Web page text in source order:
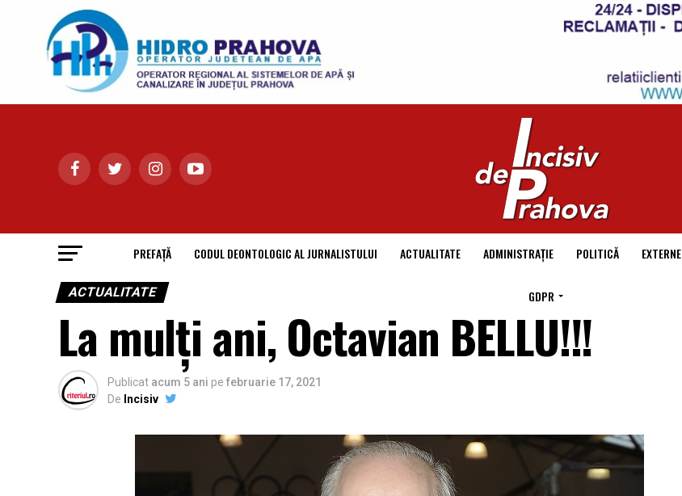
PREFAȚĂ CODUL DEONTOLOGIC AL JURNALISTULUI ACTUALITATE ADMINISTRAȚIE POLITICĂ EXTERNE
GDPR
ACTUALITATE
La mulţi ani, Octavian BELLU!!!
Publicat acum 5 ani pe februarie 17, 2021
De Incisiv